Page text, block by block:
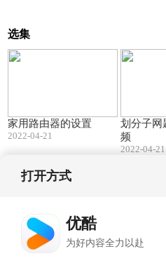
选集
家用路由器的设置
2022-04-21
划分子网
频
2022-04-21
打开方式
优酷
为好内容全力以赴